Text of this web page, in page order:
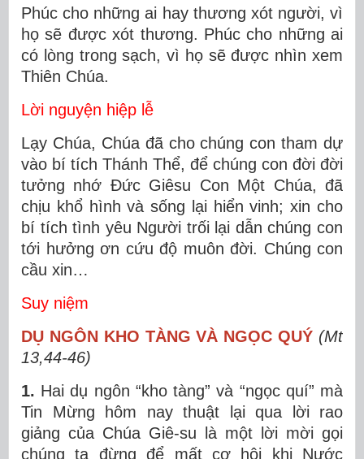
Phúc cho những ai hay thương xót người, vì
họ sẽ được xót thương. Phúc cho những ai
có lòng trong sạch, vì họ sẽ được nhìn xem
Thiên Chúa.
Lời nguyện hiệp lễ
Lạy Chúa, Chúa đã cho chúng con tham dự
vào bí tích Thánh Thể, để chúng con đời đời
tưởng nhớ Ðức Giêsu Con Một Chúa, đã
chịu khổ hình và sống lại hiển vinh; xin cho
bí tích tình yêu Người trối lại dẫn chúng con
tới hưởng ơn cứu độ muôn đời. Chúng con
cầu xin…
Suy niệm
DỤ NGÔN KHO TÀNG VÀ NGỌC QUÝ (Mt
13,44-46)
1. Hai dụ ngôn “kho tàng” và “ngọc quí” mà
Tin Mừng hôm nay thuật lại qua lời rao
giảng của Chúa Giê-su là một lời mời gọi
chúng ta đừng để mất cơ hội khi Nước